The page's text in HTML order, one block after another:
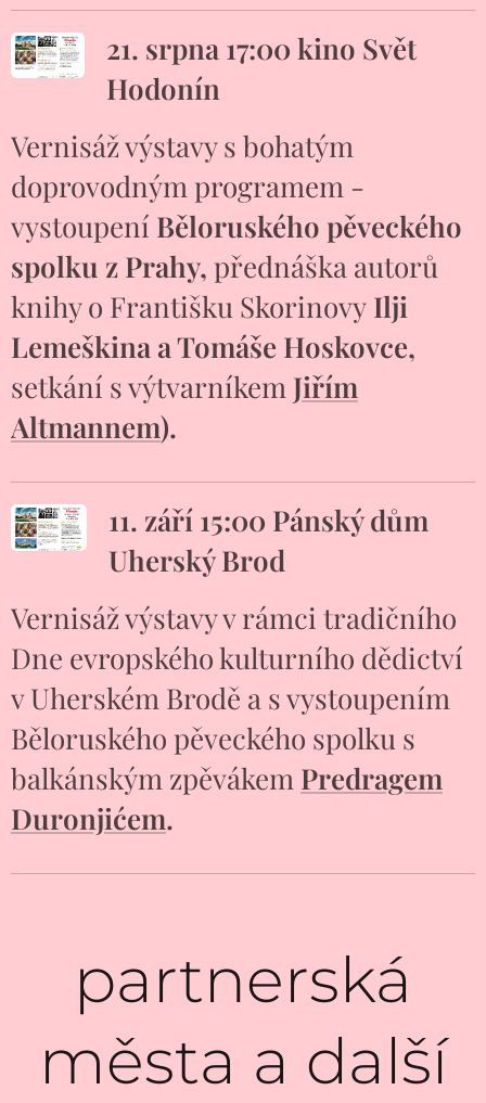
21. srpna 17:00 kino Svět
Hodonín
Vernisáž výstavy s bohatým
doprovodným programem -
vystoupení Běloruského pěveckého
spolku z Prahy, přednáška autorů
knihy o Františku Skorinovy Ilji
Lemeškina a Tomáše Hoskovce,
setkání s výtvarníkem Jiřím
Altmannem).
11. září 15:00 Pánský dům
Uherský Brod
Vernisáž výstavy v rámci tradičního
Dne evropského kulturního dědictví
v Uherském Brodě a s vystoupením
Běloruského pěveckého spolku s
balkánským zpěvákem Predragem
Duronjićem.
partnerská
města a další